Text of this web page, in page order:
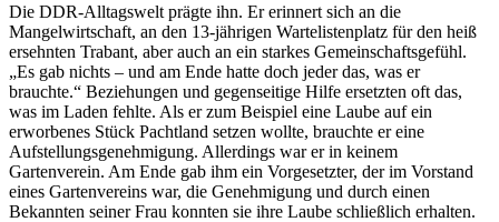
Die DDR-Alltagswelt prägte ihn. Er erinnert sich an die
Mangelwirtschaft, an den 13-jährigen Wartelistenplatz für den heiß
ersehnten Trabant, aber auch an ein starkes Gemeinschaftsgefühl.
„Es gab nichts – und am Ende hatte doch jeder das, was er
brauchte.“ Beziehungen und gegenseitige Hilfe ersetzten oft das,
was im Laden fehlte. Als er zum Beispiel eine Laube auf ein
erworbenes Stück Pachtland setzen wollte, brauchte er eine
Aufstellungsgenehmigung. Allerdings war er in keinem
Gartenverein. Am Ende gab ihm ein Vorgesetzter, der im Vorstand
eines Gartenvereins war, die Genehmigung und durch einen
Bekannten seiner Frau konnten sie ihre Laube schließlich erhalten.